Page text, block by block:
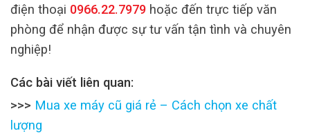
điện thoại 0966.22.7979 hoặc đến trực tiếp văn
phòng để nhận được sự tư vấn tận tình và chuyên
nghiệp!
Các bài viết liên quan:
>>> Mua xe máy cũ giá rẻ – Cách chọn xe chất
lượng